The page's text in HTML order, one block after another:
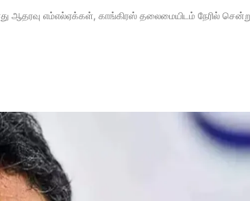
ஆதரவு எம்எல்ஏக்கள், காங்கிரஸ் தலைமையிடம் நேரில்